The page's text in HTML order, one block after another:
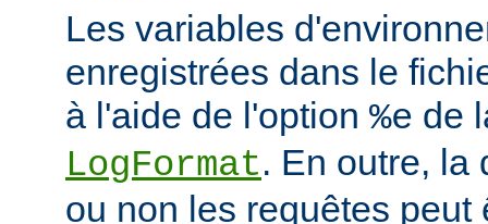
Les variables
enregistrées dans le
à l'aide de l'option %e de
LogFormat. En outre, la
ou non les requêtes peut